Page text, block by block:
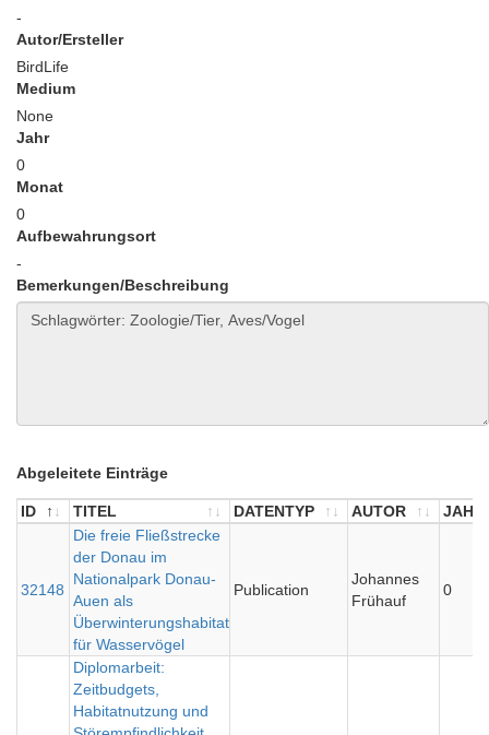
-
Autor/Ersteller
BirdLife
Medium
None
Jahr
0
Monat
0
Aufbewahrungsort
-
Bemerkungen/Beschreibung
Abgeleitete Einträge
ID TITEL DATENTYP AUTOR
JAHR
TITEL
32148
Die freie Fließstrecke
der Donau im
Nationalpark Donau-
Auen als
Überwinterungshabitat
für Wasservögel
Publication
Johannes
Frühauf
0
Diplomarbeit:
Zeitbudgets,
Habitatnutzung und